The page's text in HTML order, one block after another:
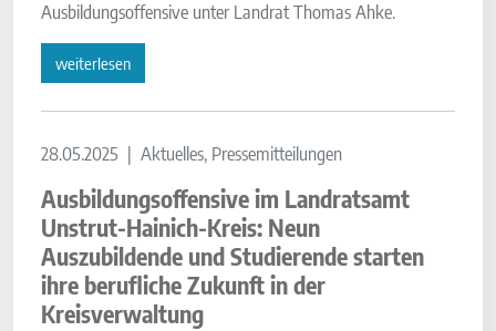
Ausbildungsoffensive unter Landrat Thomas Ahke.
weiterlesen
28.05.2025 Aktuelles, Pressemitteilungen
Ausbildungsoffensive im Landratsamt
Unstrut-Hainich-Kreis: Neun
Auszubildende und Studierende starten
ihre berufliche Zukunft in der
Kreisverwaltung